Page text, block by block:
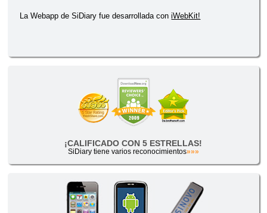
La Webapp de SiDiary fue desarrollada coniWebKit!
¡CALIFICADO CON 5 ESTRELLAS!
SiDiary tiene varios reconocimientos»»»